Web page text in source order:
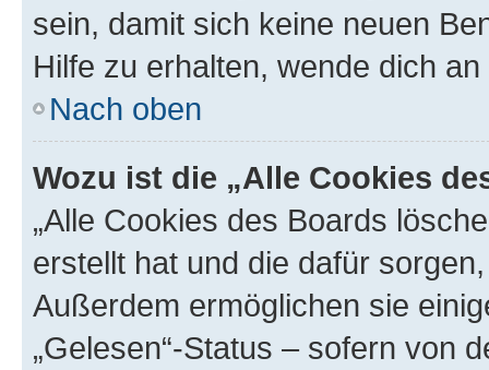
sein, damit sich keine neuen
Hilfe zu erhalten, wende dich
Nach oben
Wozu ist die „Alle Cookies
„Alle Cookies des Boards
erstellt hat und die dafür
Außerdem ermöglichen sie
„Gelesen“-Status – sofern von